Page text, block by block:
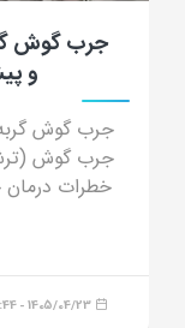
جرب گوش
و
جرب گوش
جرب گوش
خطرات
1405/04/23 - 16:44